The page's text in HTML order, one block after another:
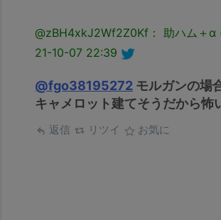
@zBH4xkJ2Wf2Z0Kf： 助ハム＋α
21-10-07 22:39
@fgo38195272 モルガンの場
キャメロット建てそうだから怖
返信 リツイ お気に